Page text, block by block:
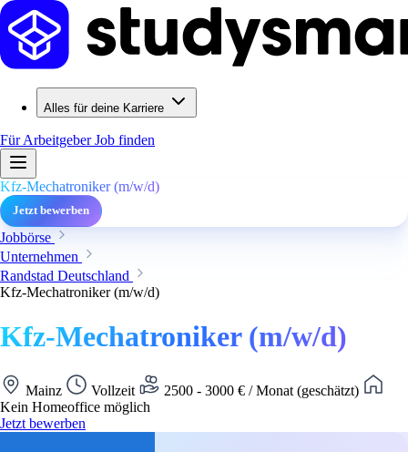
Alles für deine Karriere
Für ArbeitgeberJob finden
Kfz-Mechatroniker (m/w/d)
Jetzt bewerben
Jobbörse
Unternehmen
Randstad Deutschland
Kfz-Mechatroniker (m/w/d)
Kfz-Mechatroniker (m/w/d)
Mainz Vollzeit
2500 - 3000 € / Monat (geschätzt)
Kein Homeoffice möglich
Jetzt bewerben